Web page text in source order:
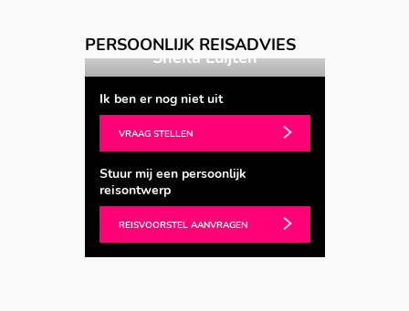
PERSOONLIJK REISADVIES
Sheila Luijten
Ik ben er nog niet uit
VRAAG STELLEN
Stuur mij een persoonlijk
reisontwerp
REISVOORSTEL AANVRAGEN